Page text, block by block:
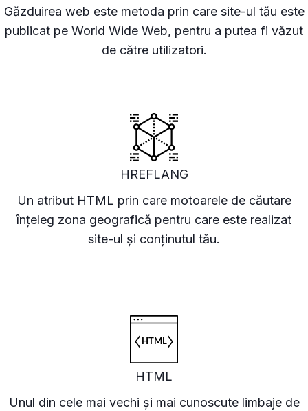
Găzduirea web este metoda prin care site-ul tău este
publicat pe World Wide Web, pentru a putea fi văzut
de către utilizatori.
HREFLANG
Un atribut HTML prin care motoarele de căutare
înțeleg zona geografică pentru care este realizat
site-ul și conținutul tău.
HTML
Unul din cele mai vechi și mai cunoscute limbaje de